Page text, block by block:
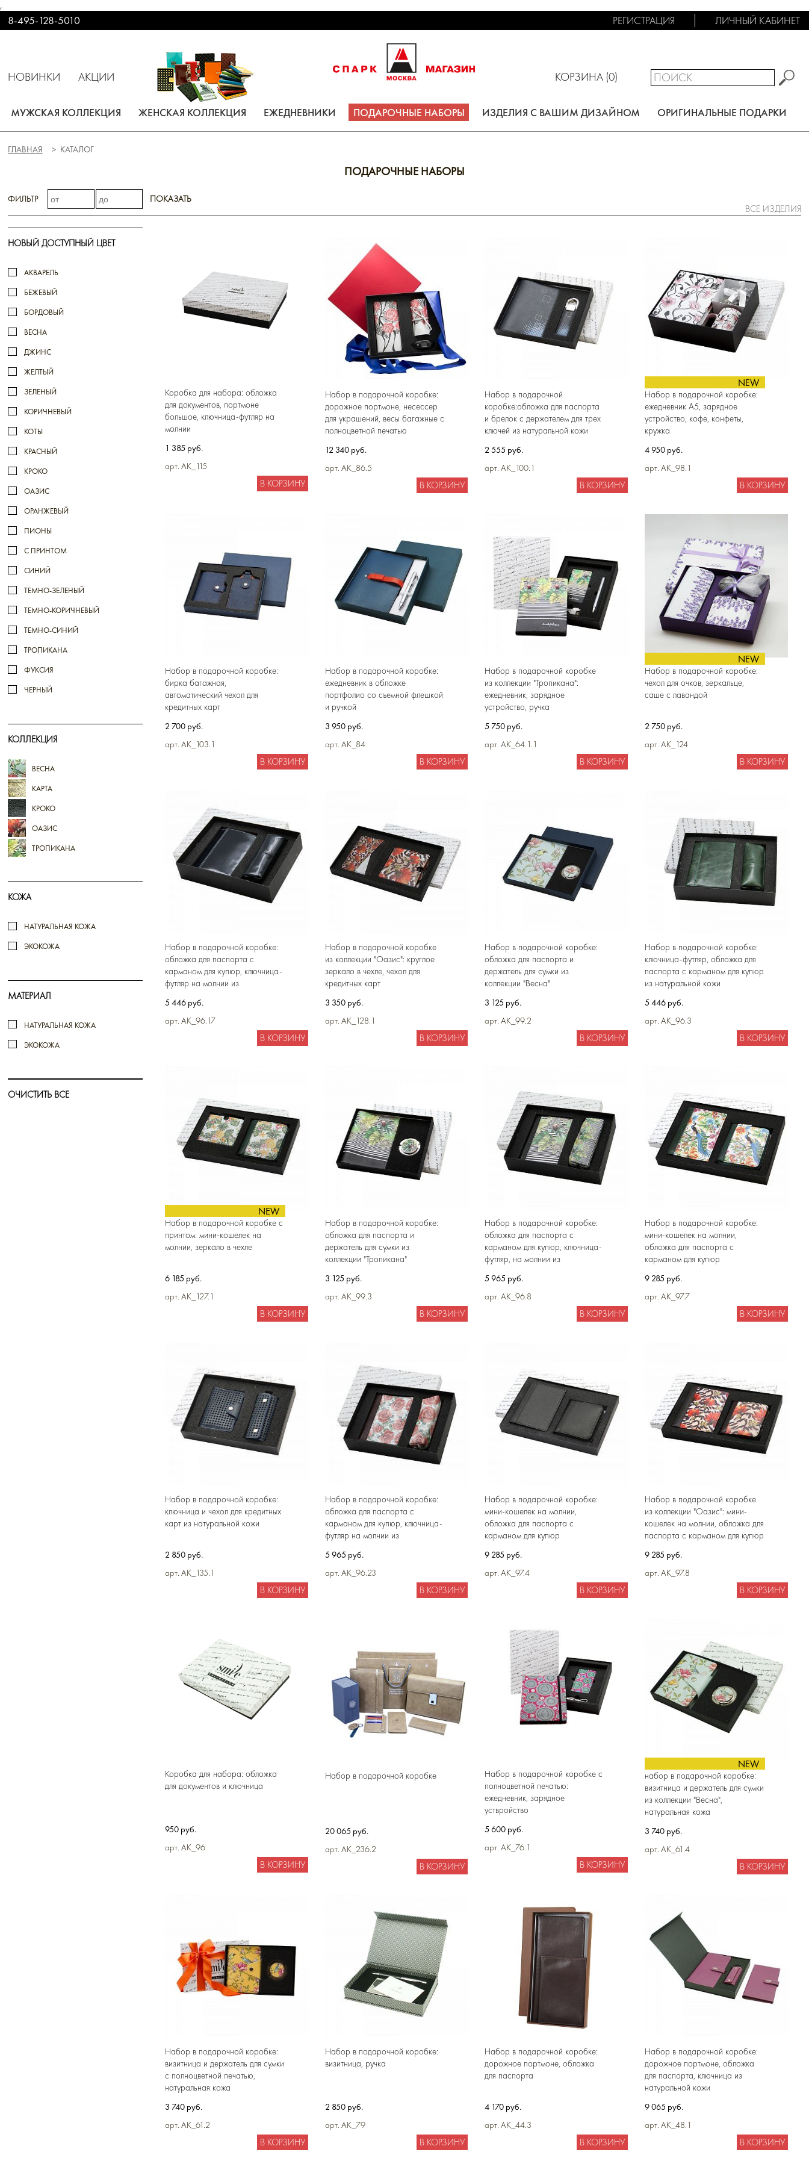
,
8-495-128-5010 РЕГИСТРАЦИЯ ЛИЧНЫЙ КАБИНЕТ
НОВИНКИ АКЦИИ КОРЗИНА (0)
МУЖСКАЯ КОЛЛЕКЦИЯ ЖЕНСКАЯ КОЛЛЕКЦИЯ ЕЖЕДНЕВНИКИ ПОДАРОЧНЫЕ НАБОРЫ ИЗДЕЛИЯ С ВАШИМ ДИЗАЙНОМ ОРИГИНАЛЬНЫЕ ПОДАРКИ
ГЛАВНАЯ КАТАЛОГ
ПОДАРОЧНЫЕ НАБОРЫ
ВСЕ ИЗДЕЛИЯ
ФИЛЬТР ПОКАЗАТЬ
НОВЫЙ ДОСТУПНЫЙ ЦВЕТ
АКВАРЕЛЬ
БЕЖЕВЫЙ
БОРДОВЫЙ
ВЕСНА
ДЖИНС
ЖЕЛТЫЙ
ЗЕЛЕНЫЙ
КОРИЧНЕВЫЙ
КОТЫ
КРАСНЫЙ
КРОКО
ОАЗИС
ОРАНЖЕВЫЙ
ПИОНЫ
С ПРИНТОМ
СИНИЙ
ТЕМНО-ЗЕЛЕНЫЙ
ТЕМНО-КОРИЧНЕВЫЙ
ТЕМНО-СИНИЙ
ТРОПИКАНА
ФУКСИЯ
ЧЕРНЫЙ
КОЛЛЕКЦИЯ
ВЕСНА
КАРТА
КРОКО
ОАЗИС
ТРОПИКАНА
КОЖА
НАТУРАЛЬНАЯ КОЖА
ЭКОКОЖА
МАТЕРИАЛ
НАТУРАЛЬНАЯ КОЖА
ЭКОКОЖА
ОЧИСТИТЬ ВСЕ
Коробка для набора: обложка
для документов, портмоне
большое, ключница-футляр на
молнии
1 385 руб.
арт. AK_115
В КОРЗИНУ
Набор в подарочной коробке:
дорожное портмоне, несессер
для украшений, весы багажные с
полноцветной печатью
12 340 руб.
арт. AK_86.5
В КОРЗИНУ
Набор в подарочной
коробке:обложка для паспорта
и брелок с держателем для трех
ключей из натуральной кожи
2 555 руб.
арт. AK_100.1
В КОРЗИНУ
NEW
Набор в подарочной коробке:
ежедневник А5, зарядное
устройство, кофе, конфеты,
кружка
4 950 руб.
арт. AK_98.1
В КОРЗИНУ
Набор в подарочной коробке:
бирка багажная,
автоматический чехол для
кредитных карт
2 700 руб.
арт. AK_103.1
В КОРЗИНУ
Набор в подарочной коробке:
ежедневник в обложке
портфолио со съемной флешкой
и ручкой
3 950 руб.
арт. AK_84
В КОРЗИНУ
Набор в подарочной коробке
из коллекции "Тропикана":
ежедневник, зарядное
устройство, ручка
5 750 руб.
арт. AK_64.1.1
В КОРЗИНУ
NEW
Набор в подарочной коробке:
чехол для очков, зеркальце,
саше с лавандой
2 750 руб.
арт. AK_124
В КОРЗИНУ
Набор в подарочной коробке:
обложка для паспорта с
карманом для купюр, ключница-
футляр на молнии из
5 446 руб.
арт. AK_96.17
В КОРЗИНУ
Набор в подарочной коробке
из коллекции "Оазис": круглое
зеркало в чехле, чехол для
кредитных карт
3 350 руб.
арт. AK_128.1
В КОРЗИНУ
Набор в подарочной коробке:
обложка для паспорта и
держатель для сумки из
коллекции "Весна"
3 125 руб.
арт. AK_99.2
В КОРЗИНУ
Набор в подарочной коробке:
ключница-футляр, обложка для
паспорта с карманом для купюр
из натуральной кожи
5 446 руб.
арт. AK_96.3
В КОРЗИНУ
NEW
Набор в подарочной коробке с
принтом: мини-кошелек на
молнии, зеркало в чехле
6 185 руб.
арт. AK_127.1
В КОРЗИНУ
Набор в подарочной коробке:
обложка для паспорта и
держатель для сумки из
коллекции "Тропикана"
3 125 руб.
арт. AK_99.3
В КОРЗИНУ
Набор в подарочной коробке:
обложка для паспорта с
карманом для купюр, ключница-
футляр, на молнии из
5 965 руб.
арт. AK_96.8
В КОРЗИНУ
Набор в подарочной коробке:
мини-кошелек на молнии,
обложка для паспорта с
карманом для купюр
9 285 руб.
арт. AK_97.7
В КОРЗИНУ
Набор в подарочной коробке:
ключница и чехол для кредитных
карт из натуральной кожи
2 850 руб.
арт. AK_135.1
В КОРЗИНУ
Набор в подарочной коробке:
обложка для паспорта с
карманом для купюр, ключница-
футляр на молнии из
5 965 руб.
арт. AK_96.23
В КОРЗИНУ
Набор в подарочной коробке:
мини-кошелек на молнии,
обложка для паспорта с
карманом для купюр
9 285 руб.
арт. AK_97.4
В КОРЗИНУ
Набор в подарочной коробке
из коллекции "Оазис": мини-
кошелек на молнии, обложка для
паспорта с карманом для купюр
9 285 руб.
арт. AK_97.8
В КОРЗИНУ
Коробка для набора: обложка
для документов и ключница
950 руб.
арт. AK_96
В КОРЗИНУ
Набор в подарочной коробке
20 065 руб.
арт. AK_236.2
В КОРЗИНУ
Набор в подарочной коробке с
полноцветной печатью:
ежедневник, зарядное
уствройство
5 600 руб.
арт. AK_76.1
В КОРЗИНУ
NEW
набор в подарочной коробке:
визитница и держатель для сумки
из коллекции "Весна",
натуральная кожа
3 740 руб.
арт. AK_61.4
В КОРЗИНУ
Набор в подарочной коробке:
визитница и держатель для сумки
с полноцветной печатью,
натуральная кожа
3 740 руб.
арт. AK_61.2
В КОРЗИНУ
Набор в подарочной коробке:
визитница, ручка
2 850 руб.
арт. AK_79
В КОРЗИНУ
Набор в подарочной коробке:
дорожное портмоне, обложка
для паспорта
4 170 руб.
арт. AK_44.3
В КОРЗИНУ
Набор в подарочной коробке:
дорожное портмоне, обложка
для паспорта, ключница из
натуральной кожи
9 065 руб.
арт. AK_48.1
В КОРЗИНУ